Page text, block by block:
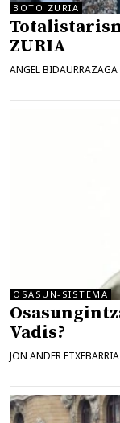
BOTO ZURIA
ZURIA
ANGEL
OSASUN-SISTEMA
Vadis?
JON ANDER